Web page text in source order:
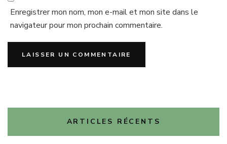
Enregistrer mon nom, mon e-mail et mon site dans le
navigateur pour mon prochain commentaire.
ARTICLES RÉCENTS